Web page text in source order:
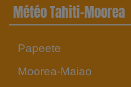
Météo Tahiti-Moorea
Papeete
Moorea-Maiao